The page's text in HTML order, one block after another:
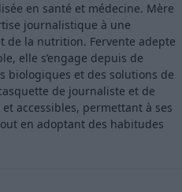
en santé et médecine. Mère
journalistique à une
de la nutrition. Fervente adepte
elle s’engage depuis de
biologiques et des solutions de
de journaliste et de
accessibles, permettant à ses
en adoptant des habitudes